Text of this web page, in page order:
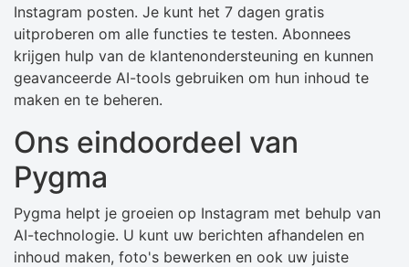
Instagram posten. Je kunt het 7 dagen gratis
uitproberen om alle functies te testen. Abonnees
krijgen hulp van de klantenondersteuning en kunnen
geavanceerde AI-tools gebruiken om hun inhoud te
maken en te beheren.
Ons eindoordeel van
Pygma
Pygma helpt je groeien op Instagram met behulp van
AI-technologie. U kunt uw berichten afhandelen en
inhoud maken, foto's bewerken en ook uw juiste